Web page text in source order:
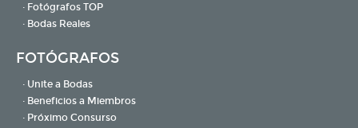
· Fotógrafos TOP
· Bodas Reales
FOTÓGRAFOS
· Unite a Bodas
· Beneficios a Miembros
· Próximo Consurso